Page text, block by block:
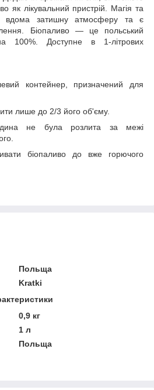
як лікувальний пристрій. Магія та
вдома затишну атмосферу та є
Біопаливо — це польський
100%. Доступне в 1-літрових
контейнер, призначений для
лише до 2/3 його об'єму.
не була розлита за межі
біопаливо до вже горючого
Польща
Kratki
0,9 кг
1 л
Польща